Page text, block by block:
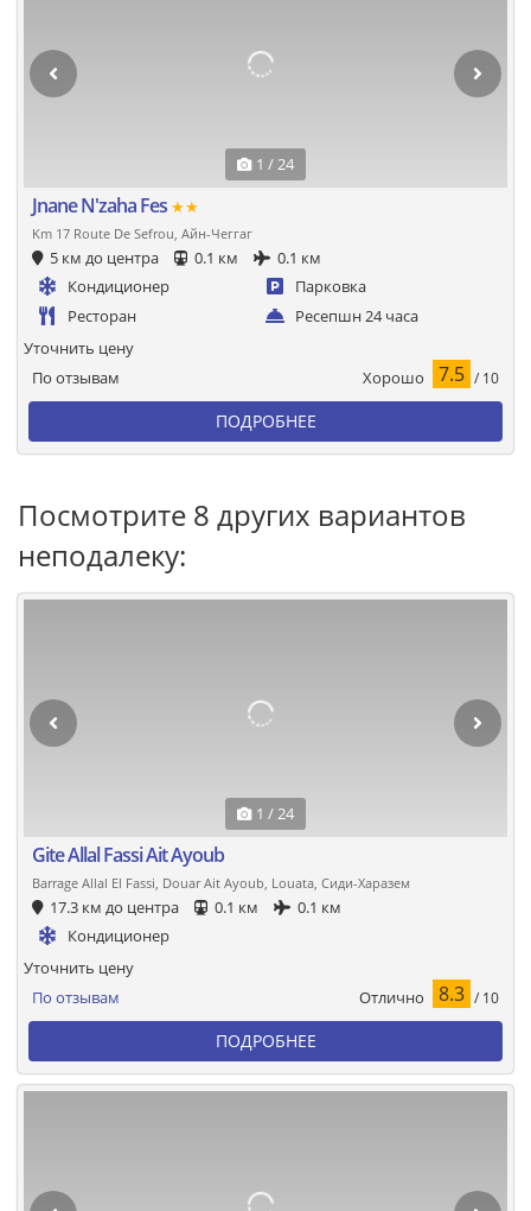
1 / 24
Jnane N'zaha Fes ★★
Km 17 Route De Sefrou, Айн-Чеггаг
5 км до центра 0.1 км
0.1 км
Кондиционер
Парковка
Ресторан
Ресепшн 24 часа
По отзывам Хорошо 7.5 / 10
Уточнить цену
ПОДРОБНЕЕ
Посмотрите 8 других вариантов
неподалеку:
1 / 24
Gite Allal Fassi Ait Ayoub
Barrage Allal El Fassi, Douar Ait Ayoub, Louata, Сиди-Харазем
17.3 км до центра 0.1 км
0.1 км
Кондиционер
По отзывам Отлично 8.3 / 10
Уточнить цену
ПОДРОБНЕЕ